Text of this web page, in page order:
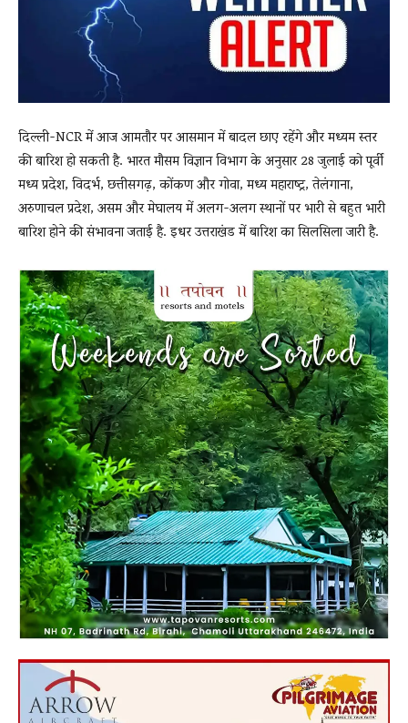
दिल्ली-NCR में आज आमतौर पर आसमान में बादल छाए रहेंगे और मध्यम स्तर
की बारिश हो सकती है. भारत मौसम विज्ञान विभाग के अनुसार 28 जुलाई को पूर्वी
मध्य प्रदेश, विदर्भ, छत्तीसगढ़, कोंकण और गोवा, मध्य महाराष्ट्र, तेलंगाना,
अरुणाचल प्रदेश, असम और मेघालय में अलग-अलग स्थानों पर भारी से बहुत भारी
बारिश होने की संभावना जताई है. इधर उत्तराखंड में बारिश का सिलसिला जारी है.